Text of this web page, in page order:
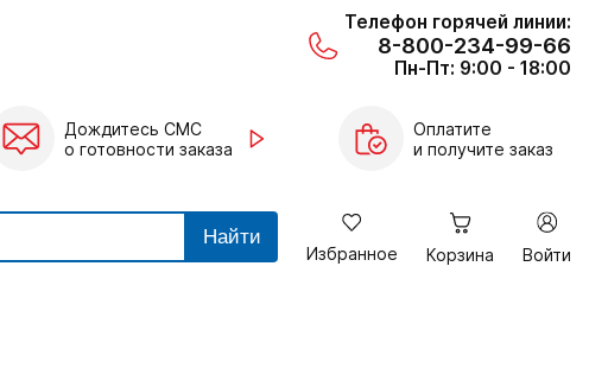
Телефон горячей линии:
8-800-234-99-66
Пн-Пт: 9:00 - 18:00
Дождитесь СМС
о готовности заказа
Оплатите
и получите заказ
Найти
Избранное Корзина Войти